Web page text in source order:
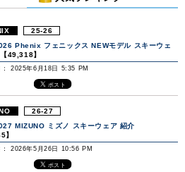
25-26
Phenix フェニックス NEWモデル スキーウェ
【49,318】
： 2025年6月18日 5:35 PM
26-27
MIZUNO ミズノ スキーウェア 紹介
】
： 2026年5月26日 10:56 PM